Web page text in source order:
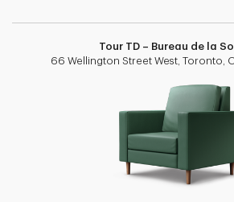
Tour TD – Bureau de la
66 Wellington Street West, Toronto,